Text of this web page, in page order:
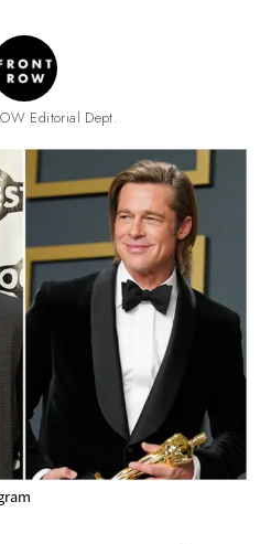
Editorial Dept.